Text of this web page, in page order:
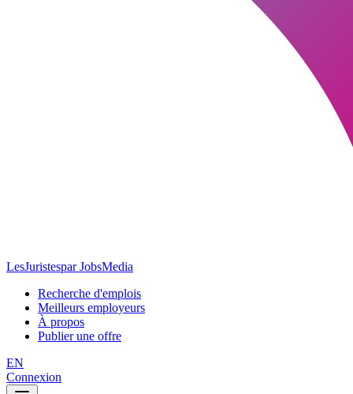
LesJuristespar JobsMedia
Recherche d'emplois
Meilleurs employeurs
À propos
Publier une offre
EN
Connexion